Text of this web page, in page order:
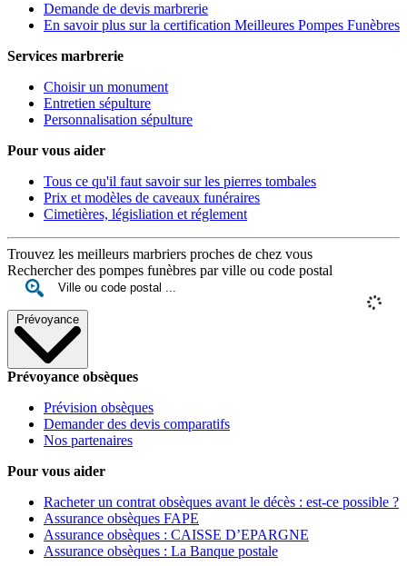
Demande de devis marbrerie
En savoir plus sur la certification Meilleures Pompes Funèbres
Services marbrerie
Choisir un monument
Entretien sépulture
Personnalisation sépulture
Pour vous aider
Tous ce qu'il faut savoir sur les pierres tombales
Prix et modèles de caveaux funéraires
Cimetières, législiation et réglement
Trouvez les meilleurs marbriers proches de chez vous
Rechercher des pompes funèbres par ville ou code postal
Prévoyance
Prévoyance obsèques
Prévision obsèques
Demander des devis comparatifs
Nos partenaires
Pour vous aider
Racheter un contrat obsèques avant le décès : est-ce possible ?
Assurance obsèques FAPE
Assurance obsèques : CAISSE D’EPARGNE
Assurance obsèques : La Banque postale